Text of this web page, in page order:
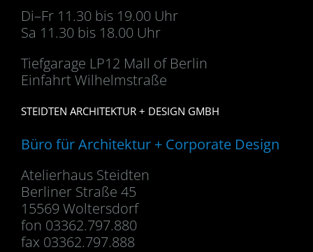
Di–Fr 11.30 bis 19.00 Uhr
Sa 11.30 bis 18.00 Uhr
Tiefgarage LP12 Mall of Berlin
Einfahrt Wilhelmstraße
STEIDTEN ARCHITEKTUR + DESIGN GMBH
Büro für Architektur + Corporate Design
Atelierhaus Steidten
Berliner Straße 45
15569 Woltersdorf
fon 03362.797.880
fax 03362.797.888